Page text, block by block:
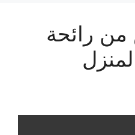
من رائحة